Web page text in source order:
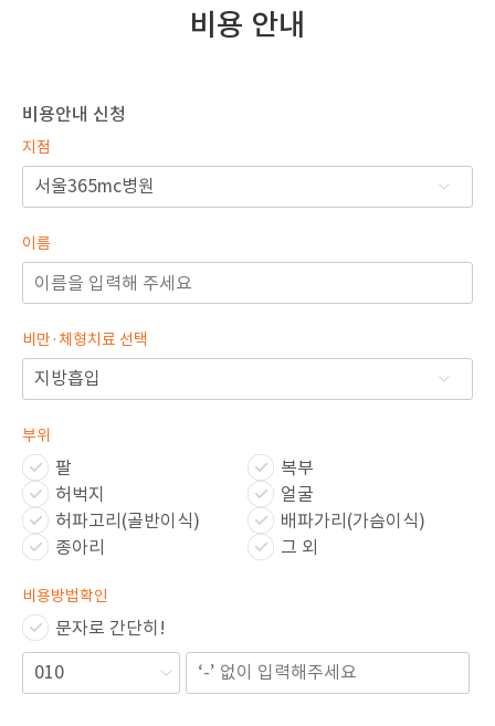
/home/suction/public_html/application/controllers/
비용 안내
비용안내 신청
지점
이름
비만·체형치료 선택
부위
팔
복부
허벅지
얼굴
허파고리(골반이식)
배파가리(가슴이식)
종아리
그 외
비용방법확인
문자로 간단히!